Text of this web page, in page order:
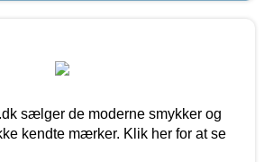
sælger de moderne smykker og
kendte mærker. Klik her for at se